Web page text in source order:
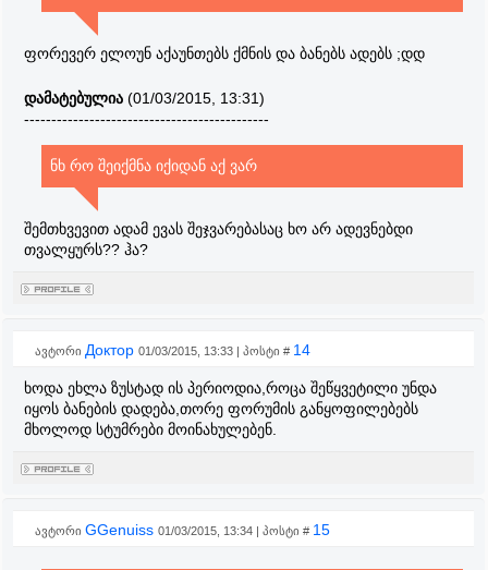
ფორევერ ელოუნ აქაუნთებს ქმნის და ბანებს ადებს ;დდ
დამატებულია (01/03/2015, 13:31)
---------------------------------------------
ნხ რო შეიქმნა იქიდან აქ ვარ
შემთხვევით ადამ ევას შეჯვარებასაც ხო არ ადევნებდი
თვალყურს?? ჰა?
ავტორი Доктор 01/03/2015, 13:33 | პოსტი # 14
ხოდა ეხლა ზუსტად ის პერიოდია,როცა შეწყვეტილი უნდა
იყოს ბანების დადება,თორე ფორუმის განყოფილებებს
მხოლოდ სტუმრები მოინახულებენ.
ავტორი GGenuiss 01/03/2015, 13:34 | პოსტი # 15